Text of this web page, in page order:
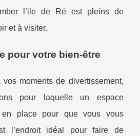
l’ile de Ré est pleins de
et à visiter.
pour votre bien-être
moments de divertissement,
pour laquelle un espace
place pour que vous vous
l’endroit idéal pour faire de